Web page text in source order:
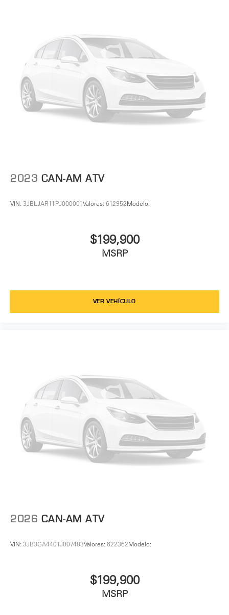
2023 CAN-AM ATV
VIN: 3JBLJAR11PJ000001 Valores: 612952Modelo:
$199,900
MSRP
VER VEHÍCULO
2026 CAN-AM ATV
VIN: 3JB3GA440TJ007483Valores: 622362Modelo:
$199,900
MSRP